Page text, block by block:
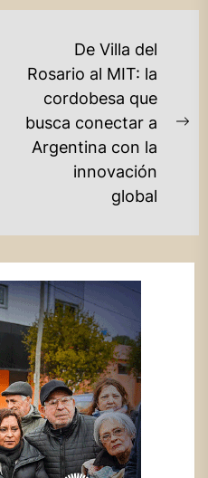
De Villa del
Rosario al MIT: la
cordobesa que
busca conectar a
Argentina con la
innovación
global